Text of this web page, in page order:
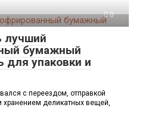
0
лучший
бумажный
для упаковки и
с переездом, отправкой
хранением деликатных вещей,